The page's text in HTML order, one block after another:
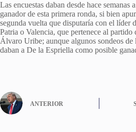
Las encuestas daban desde hace semanas
ganador de esta primera ronda, si bien
segunda vuelta que disputaría con el líder
Patria o Valencia, que pertenece al partido
Álvaro Uribe; aunque algunos sondeos de
daban a De la Espriella como posible
ANTERIOR